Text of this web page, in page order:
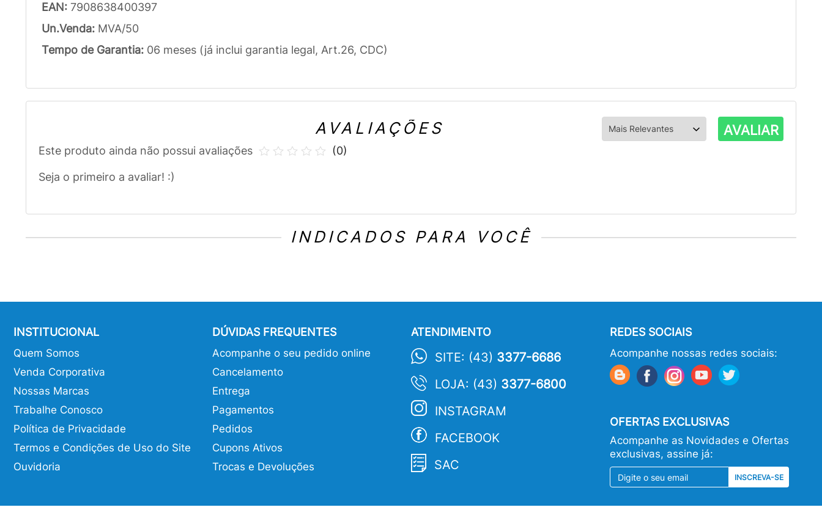
EAN: 7908638400397
Un.Venda: MVA/50
Tempo de Garantia: 06 meses (já inclui garantia legal, Art.26, CDC)
AVALIAÇÕES AVALIAR
Este produto ainda não possui avaliações
Seja o primeiro a avaliar! :)
(0)
INDICADOS PARA VOCÊ
INSTITUCIONAL
Quem Somos
Venda Corporativa
Nossas Marcas
Trabalhe Conosco
Política de Privacidade
Termos e Condições de Uso do Site
Ouvidoria
DÚVIDAS FREQUENTES
Acompanhe o seu pedido online
Cancelamento
Entrega
Pagamentos
Pedidos
Cupons Ativos
Trocas e Devoluções
ATENDIMENTO
SITE: (43) 3377-6686
LOJA: (43) 3377-6800
INSTAGRAM
FACEBOOK
SAC
REDES SOCIAIS
Acompanhe nossas redes sociais:
OFERTAS EXCLUSIVAS
Acompanhe as Novidades e Ofertas
exclusivas, assine já:
INSCREVA-SE